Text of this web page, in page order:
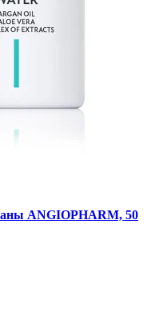
ANGIOPHARM, 50